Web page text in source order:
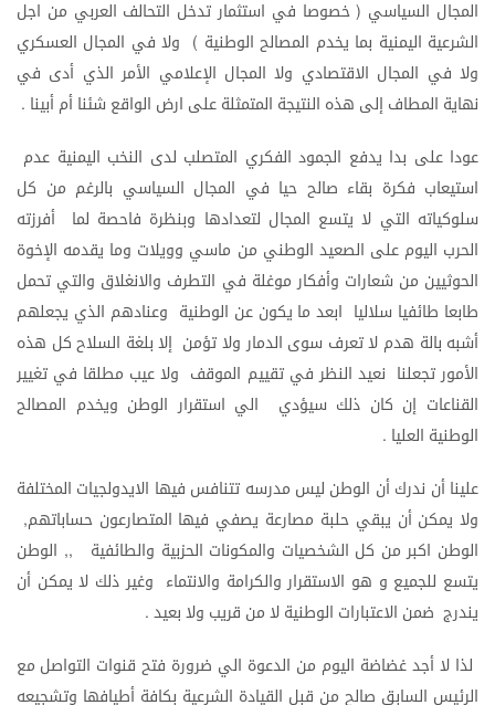
المجال السياسي ( خصوصا في استثمار تدخل التحالف العربي من اجل
الشرعية اليمنية بما يخدم المصالح الوطنية ) ولا في المجال العسكري
ولا في المجال الاقتصادي ولا المجال الإعلامي الأمر الذي أدى في
نهاية المطاف إلى هذه النتيجة المتمثلةعلى ارض الواقع شئناأمأبينا .
عودا على بدا يدفع الجمود الفكري المتصلب لدى النخب اليمنية عدم
استيعاب فكرة بقاء صالح حيا في المجال السياسي بالرغم من كل
سلوكياته التي لا يتسع المجال لتعدادها وبنظرة فاحصة لما أفرزته
الحرب اليوم على الصعيد الوطني من ماسي وويلات وما يقدمه الإخوة
الحوثيين من شعارات وأفكار موغلة في التطرف والانغلاق والتي تحمل
طابعا طائفيا سلاليا ابعد ما يكون عن الوطنية وعنادهم الذي يجعلهم
أشبه بالة هدم لاتعرف سوى الدمار ولاتؤمن إلابلغة السلاحكل هذه
الأمورتجعلنا نعيد النظر في تقييم الموقف ولاعيب مطلقا في تغيير
القناعات إن كان ذلك سيؤدي الي استقرار الوطن ويخدم المصالح
الوطنية العليا .
عليناأن ندركأن الوطن ليس مدرسه تتنافس فيها الايدولجيات المختلفة
ولا يمكن أن يبقي حلبة مصارعة يصفي فيها المتصارعون حساباتهم,
الوطن اكبر من كل الشخصيات والمكونات الحزبية والطائفية ,, الوطن
يتسع للجميع و هو الاستقرار والكرامة والانتماء وغير ذلك لا يمكن أن
يندرج ضمن الاعتبارات الوطنيةلامن قريب ولابعيد .
لذا لاأجدغضاضة اليوم من الدعوة الي ضرورة فتح قنوات التواصل مع
الرئيس السابق صالح من قبل القيادة الشرعية بكافة أطيافها وتشجيعه